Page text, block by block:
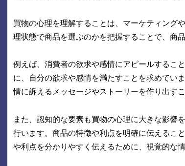
買物の心理を理解することは、マーケティング
理状態で商品を選ぶのかを把握することで、商
例えば、消費者の欲求や感情にアピールするこ
に、自分の欲求や感情を満たすことを求めてい
情に訴えるメッセージやストーリーを作り出すこ
また、認知的な要素も買物の心理に大きな影響
行います。商品の特徴や利点を明確に伝えるこ
や利点を分かりやすく伝えるために、視覚的な